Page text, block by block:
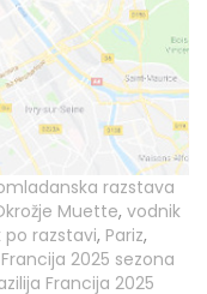
razstava
Muette, vodnik
po razstavi, Pariz,
2025 sezona
Francija 2025